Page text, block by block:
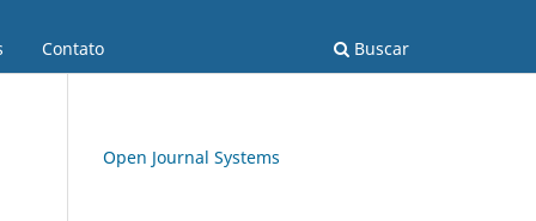
Contato Buscar
Open Journal Systems